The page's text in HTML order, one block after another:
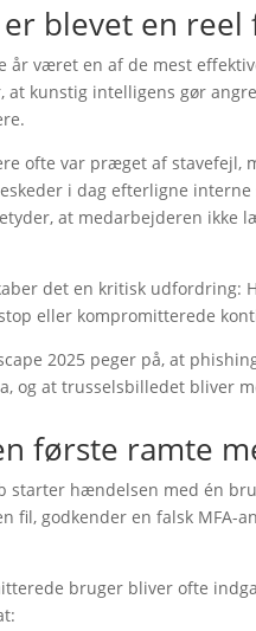
blevet en
år været en af de mest
at kunstig intelligens gør
ofte var præget af stavefejl,
i dag efterligne
at medarbejderen ikke
det en kritisk udfordring:
eller kompromitterede
2025 peger på, at
og at trusselsbilledet bliver
første ramte
starter hændelsen med én
fil, godkender en falsk
bruger bliver ofte